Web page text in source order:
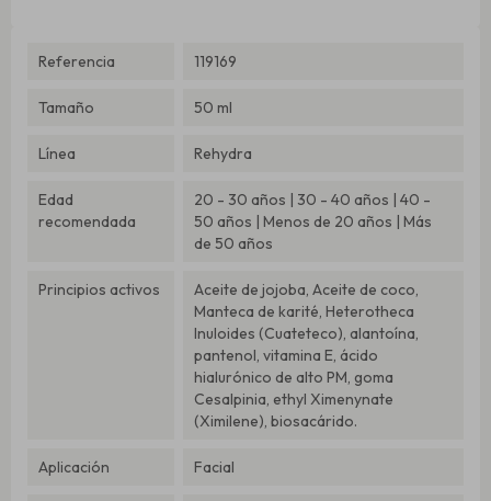
Referencia 119169
Tamaño 50 ml
Línea Rehydra
Edad
recomendada
20 - 30 años | 30 - 40 años | 40 -
50 años | Menos de 20 años | Más
de 50 años
Principios activos
Aceite de jojoba, Aceite de coco,
Manteca de karité, Heterotheca
Inuloides (Cuateteco), alantoína,
pantenol, vitamina E, ácido
hialurónico de alto PM, goma
Cesalpinia, ethyl Ximenynate
(Ximilene), biosacárido.
Aplicación Facial